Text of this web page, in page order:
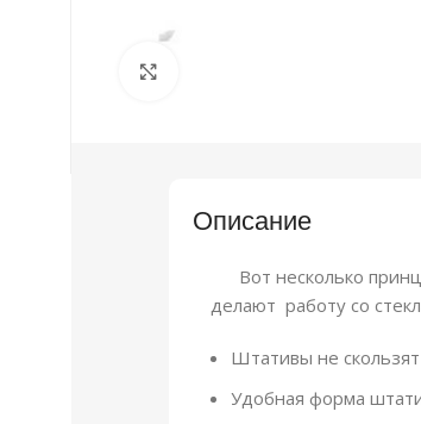
Описание
Вот несколько
делают работу со
Штативы не
Удобная форма